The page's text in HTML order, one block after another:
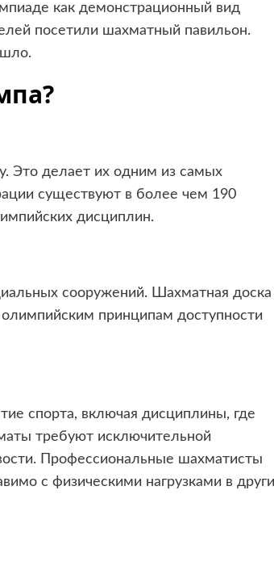
как демонстрационный вид
посетили шахматный павильон.
Это делает их одним из самых
существуют в более чем 190
дисциплин.
сооружений. Шахматная доска
принципам доступности
спорта, включая дисциплины, где
требуют исключительной
Профессиональные шахматисты
с физическими нагрузками в